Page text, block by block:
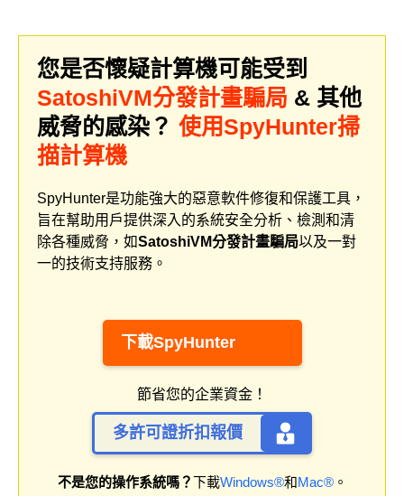
您是否懷疑計算機可能受到
SatoshiVM分發計畫騙局 & 其他
威脅的感染？ 使用SpyHunter掃
描計算機
SpyHunter是功能強大的惡意軟件修復和保護工具，
旨在幫助用戶提供深入的系統安全分析、檢測和清
除各種威脅，如SatoshiVM分發計畫騙局以及一對
一的技術支持服務。
下載SpyHunter
節省您的企業資金！
多許可證折扣報價
不是您的操作系統嗎？下載Windows®和Mac®。